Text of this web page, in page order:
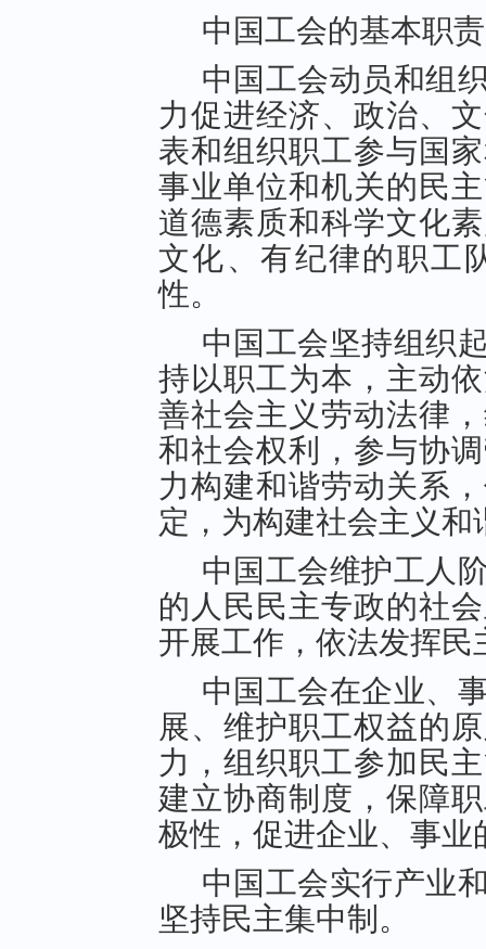
中国工会的基本职
中国工会动员和组
力促进经济、政治、
表和组织职工参与国
事业单位和机关的民
道德素质和科学文化
文化、有纪律的职工
性。
中国工会坚持组织
持以职工为本，主动
善社会主义劳动法律
和社会权利，参与协
力构建和谐劳动关系
定，为构建社会主义和
中国工会维护工人
的人民民主专政的社
开展工作，依法发挥
中国工会在企业、
展、维护职工权益的
力，组织职工参加民
建立协商制度，保障
极性，促进企业、事业
中国工会实行产业
坚持民主集中制。